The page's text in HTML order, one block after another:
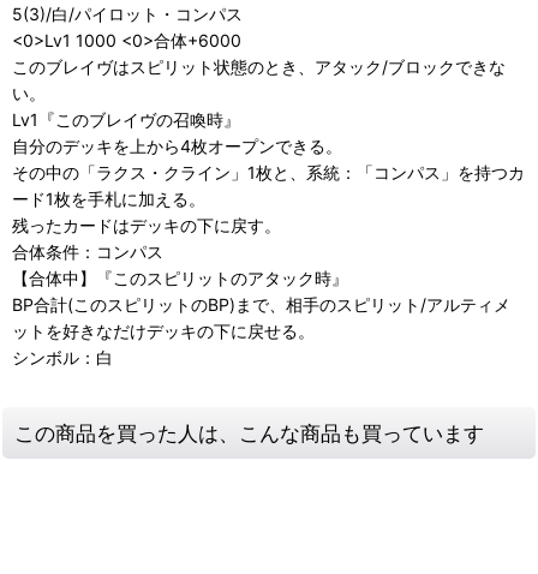
5(3)/白/パイロット・コンパス
<0>Lv1 1000 <0>合体+6000
このブレイヴはスピリット状態のとき、アタック/ブロックできな
い。
Lv1『このブレイヴの召喚時』
自分のデッキを上から4枚オープンできる。
その中の「ラクス・クライン」1枚と、系統：「コンパス」を持つカ
ード1枚を手札に加える。
残ったカードはデッキの下に戻す。
合体条件：コンパス
【合体中】『このスピリットのアタック時』
BP合計(このスピリットのBP)まで、相手のスピリット/アルティメ
ットを好きなだけデッキの下に戻せる。
シンボル：白
この商品を買った人は、こんな商品も買っています